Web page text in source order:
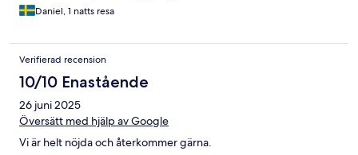
Daniel, 1 natts resa
Verifierad recension
10/10 Enastående
26 juni 2025
Översätt med hjälp av Google
Vi är helt nöjda och återkommer gärna.